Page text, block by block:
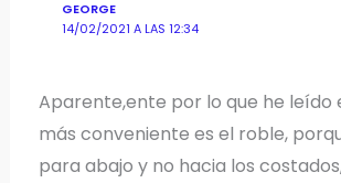
GEORGE
14/02/2021 A LAS 12:34
Aparente,ente por lo que he leído
más conveniente es el roble,
para abajo y no hacia los